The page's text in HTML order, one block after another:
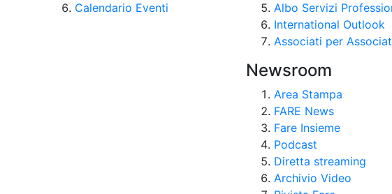
Calendario Eventi
Albo Servizi
International Outlook
Associati per
Newsroom
Area Stampa
FARE News
Fare Insieme
Podcast
Diretta streaming
Archivio Video